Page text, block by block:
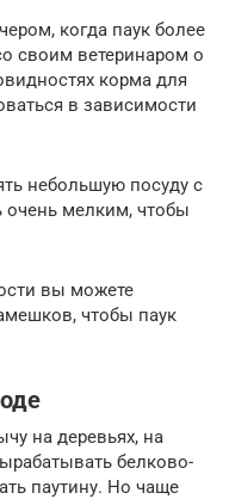
когда паук более
своим ветеринаром о
корма для
в зависимости
небольшую посуду с
мелким, чтобы
вы можете
чтобы паук
на деревьях, на
белково-
паутину. Но чаще